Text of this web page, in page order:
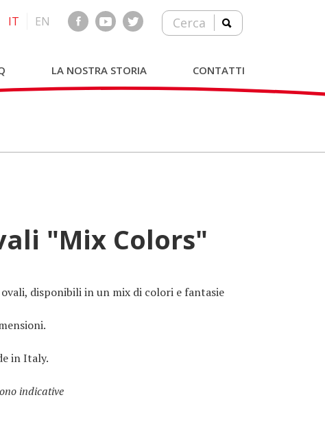
IT EN Cerca
LA NOSTRA STORIA CONTATTI
"Mix Colors"
disponibili in un mix di colori e fantasie
in Italy.
indicative